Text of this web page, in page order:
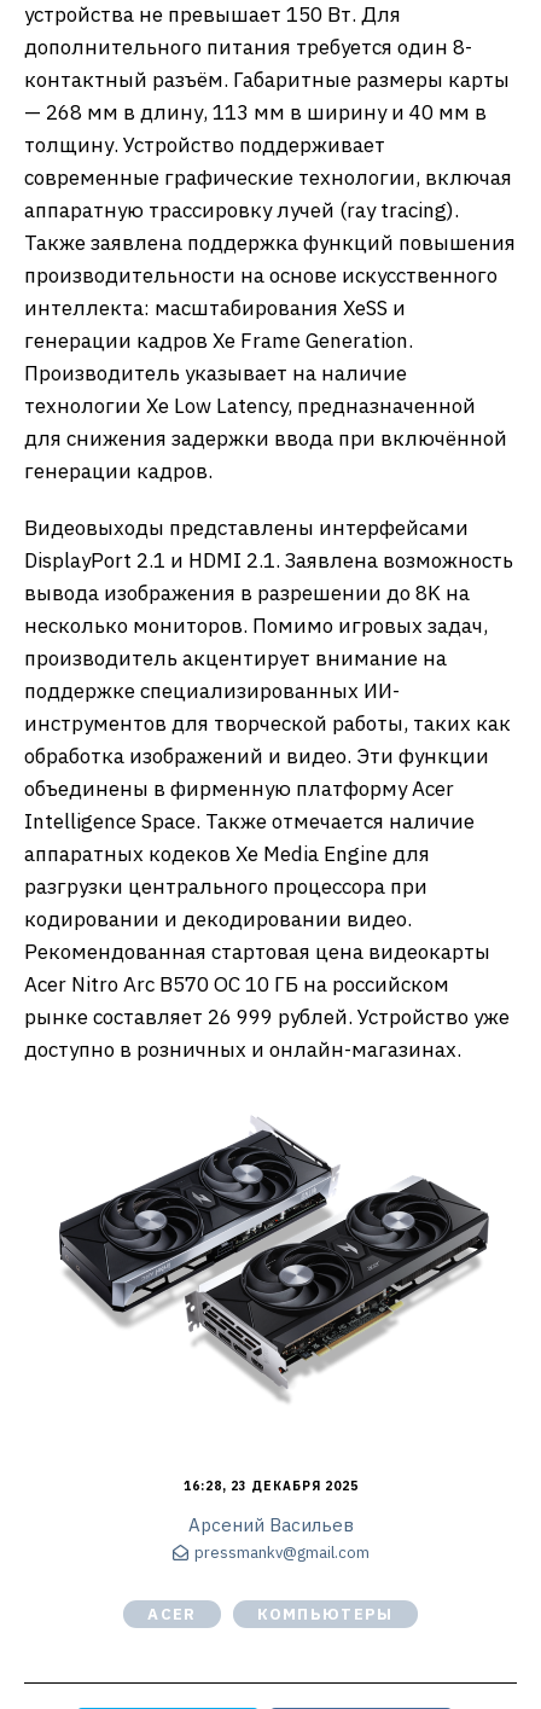
устройства не превышает 150 Вт. Для
дополнительного питания требуется один 8-
контактный разъём. Габаритные размеры карты
— 268 мм в длину, 113 мм в ширину и 40 мм в
толщину. Устройство поддерживает
современные графические технологии, включая
аппаратную трассировку лучей (ray tracing).
Также заявлена поддержка функций повышения
производительности на основе искусственного
интеллекта: масштабирования XeSS и
генерации кадров Xe Frame Generation.
Производитель указывает на наличие
технологии Xe Low Latency, предназначенной
для снижения задержки ввода при включённой
генерации кадров.
Видеовыходы представлены интерфейсами
DisplayPort 2.1 и HDMI 2.1. Заявлена возможность
вывода изображения в разрешении до 8K на
несколько мониторов. Помимо игровых задач,
производитель акцентирует внимание на
поддержке специализированных ИИ-
инструментов для творческой работы, таких как
обработка изображений и видео. Эти функции
объединены в фирменную платформу Acer
Intelligence Space. Также отмечается наличие
аппаратных кодеков Xe Media Engine для
разгрузки центрального процессора при
кодировании и декодировании видео.
Рекомендованная стартовая цена видеокарты
Acer Nitro Arc B570 OC 10 ГБ на российском
рынке составляет 26 999 рублей. Устройство уже
доступно в розничных и онлайн-магазинах.
16:28, 23 ДЕКАБРЯ 2025
Арсений Васильев
pressmankv@gmail.com
ACER КОМПЬЮТЕРЫ